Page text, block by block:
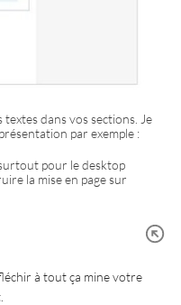
dans vos sections. Je
par exemple :
pour le desktop
la mise en page sur
à tout ça mine votre